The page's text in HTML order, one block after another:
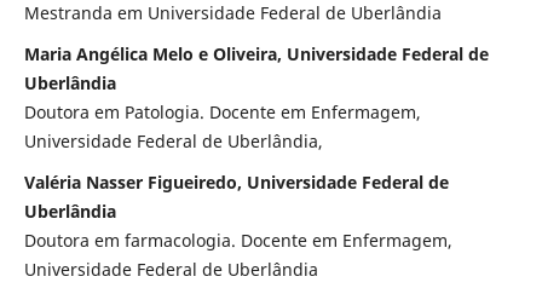
Mestranda em Universidade Federal de Uberlândia
Maria Angélica Melo e Oliveira, Universidade Federal de
Uberlândia
Doutora em Patologia. Docente em Enfermagem,
Universidade Federal de Uberlândia,
Valéria Nasser Figueiredo, Universidade Federal de
Uberlândia
Doutora em farmacologia. Docente em Enfermagem,
Universidade Federal de Uberlândia